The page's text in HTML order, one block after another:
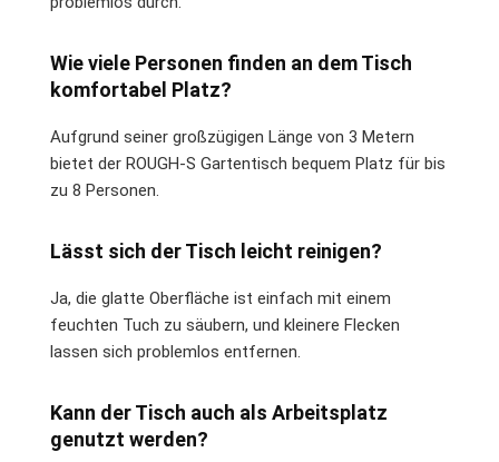
Wie viele Personen finden an dem Tisch
komfortabel Platz?
Aufgrund seiner großzügigen Länge von 3 Metern
bietet der ROUGH-S Gartentisch bequem Platz für bis
zu 8 Personen.
Lässt sich der Tisch leicht reinigen?
Ja, die glatte Oberfläche ist einfach mit einem
feuchten Tuch zu säubern, und kleinere Flecken
lassen sich problemlos entfernen.
Kann der Tisch auch als Arbeitsplatz
genutzt werden?